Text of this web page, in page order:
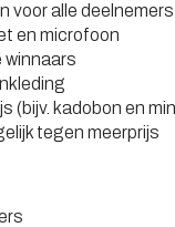
voor alle deelnemers
en microfoon
winnaars
(bijv. kadobon en
tegen meerprijs